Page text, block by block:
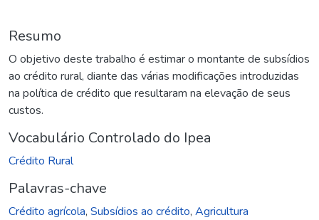
Resumo
O objetivo deste trabalho é estimar o montante de subsídios
ao crédito rural, diante das várias modificações introduzidas
na política de crédito que resultaram na elevação de seus
custos.
Vocabulário Controlado do Ipea
Crédito Rural
Palavras-chave
Crédito agrícola, Subsídios ao crédito, Agricultura